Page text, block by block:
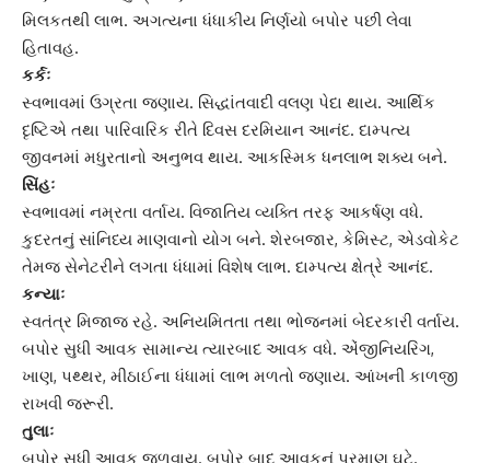
મિલકતથી લાભ. અગત્યના ધંધાકીય નિર્ણયો બપોર પછી લેવા
હિતાવહ.
કર્કઃ
સ્વભાવમાં ઉગ્રતા જણાય. સિદ્ધાંતવાદી વલણ પેદા થાય. આર્થિક
દૃષ્ટિએ તથા પારિવારિક રીતે દિવસ દરમિયાન આનંદ. દામ્પત્ય
જીવનમાં મધુરતાનો અનુભવ થાય. આકસ્મિક ધનલાભ શક્ય બને.
સિંહઃ
સ્વભાવમાં નમ્રતા વર્તાય. વિજાતિય વ્યક્તિ તરફ આકર્ષણ વધે.
કુદરતનું સાંનિધ્ય માણવાનો યોગ બને. શેરબજાર, કેમિસ્ટ, એડવોકેટ
તેમજ સેનેટરીને લગતા ધંધામાં વિશેષ લાભ. દામ્પત્ય ક્ષેત્રે આનંદ.
કન્યાઃ
સ્વતંત્ર મિજાજ રહે. અનિયમિતતા તથા ભોજનમાં બેદરકારી વર્તાય.
બપોર સુધી આવક સામાન્ય ત્યારબાદ આવક વધે. એંજીનિયરિંગ,
ખાણ, પથ્થર, મીઠાઈના ધંધામાં લાભ મળતો જણાય. આંખની કાળજી
રાખવી જરૂરી.
તુલાઃ
બપોર સુધી આવક જળવાય. બપોર બાદ આવકનું પ્રમાણ ઘટે.